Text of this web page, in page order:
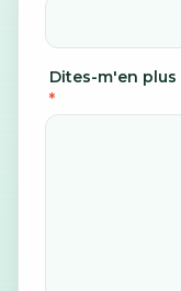
Dites-m'en
*